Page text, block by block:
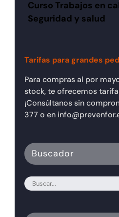
Curso Trabajos en
Seguridad y salud
Tarifas para grandes
Para compras al por
stock, te ofrecemos
¡Consúltanos sin
377 o en
Buscador